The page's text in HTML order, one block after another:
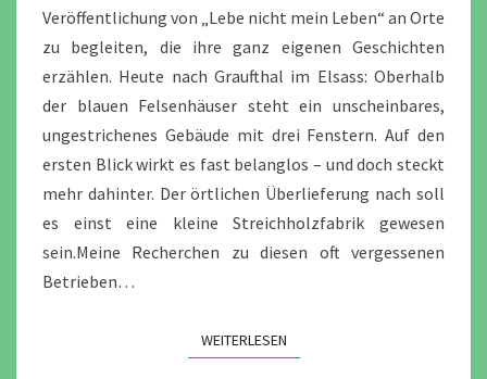
Veröffentlichung von „Lebe nicht mein Leben“ an Orte
zu begleiten, die ihre ganz eigenen Geschichten
erzählen. Heute nach Graufthal im Elsass: Oberhalb
der blauen Felsenhäuser steht ein unscheinbares,
ungestrichenes Gebäude mit drei Fenstern. Auf den
ersten Blick wirkt es fast belanglos – und doch steckt
mehr dahinter. Der örtlichen Überlieferung nach soll
es einst eine kleine Streichholzfabrik gewesen
sein.Meine Recherchen zu diesen oft vergessenen
Betrieben…
WEITERLESENWEITERLESEN